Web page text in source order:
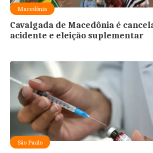
Macedônia
Cavalgada de Macedônia é
acidente e eleição suplementar
São Paulo